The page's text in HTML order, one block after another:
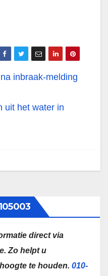
inbraak-melding
uit het water in
direct via
Zo helpt u
te houden. 010-